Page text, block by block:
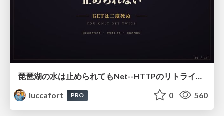
luccafort
PRO 0 560